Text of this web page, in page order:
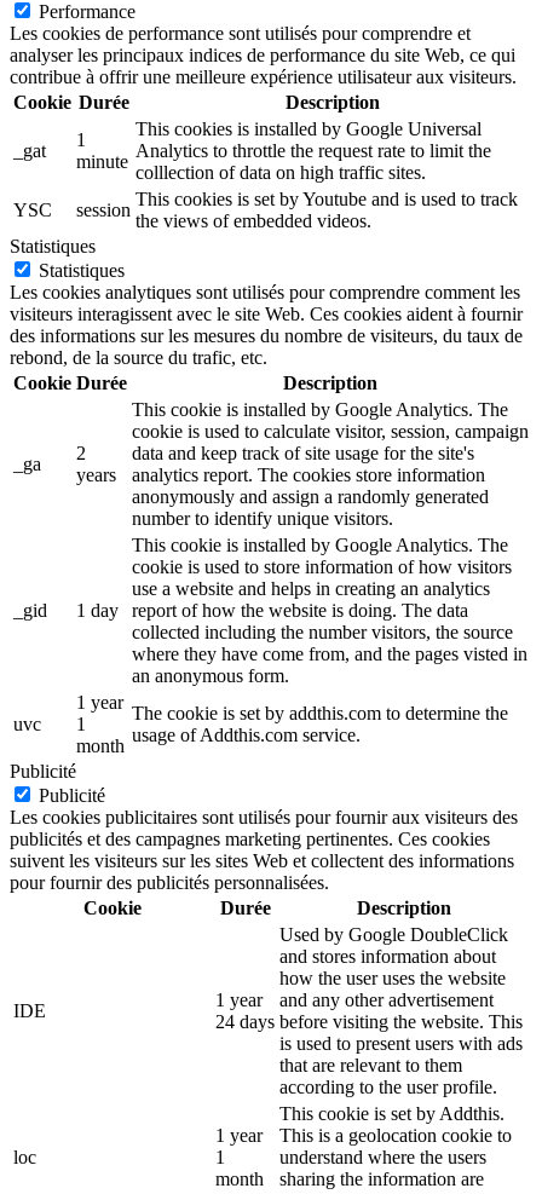
Performance
Les cookies de performance sont utilisés pour comprendre et
analyser les principaux indices de performance du site Web, ce qui
contribue à offrir une meilleure expérience utilisateur aux visiteurs.
Cookie Durée Description
_gat
1
minute
This cookies is installed by Google Universal
Analytics to throttle the request rate to limit the
colllection of data on high traffic sites.
YSC
session
This cookies is set by Youtube and is used to track
the views of embedded videos.
Statistiques
Statistiques
Les cookies analytiques sont utilisés pour comprendre comment les
visiteurs interagissent avec le site Web. Ces cookies aident à fournir
des informations sur les mesures du nombre de visiteurs, du taux de
rebond, de la source du trafic, etc.
Cookie Durée Description
_ga
2
years
This cookie is installed by Google Analytics. The
cookie is used to calculate visitor, session, campaign
data and keep track of site usage for the site's
analytics report. The cookies store information
anonymously and assign a randomly generated
number to identify unique visitors.
_gid 1 day
This cookie is installed by Google Analytics. The
cookie is used to store information of how visitors
use a website and helps in creating an analytics
report of how the website is doing. The data
collected including the number visitors, the source
where they have come from, and the pages visted in
an anonymous form.
uvc
1 year
1
month
The cookie is set by addthis.com to determine the
usage of Addthis.com service.
Publicité
Publicité
Les cookies publicitaires sont utilisés pour fournir aux visiteurs des
publicités et des campagnes marketing pertinentes. Ces cookies
suivent les visiteurs sur les sites Web et collectent des informations
pour fournir des publicités personnalisées.
Cookie
Durée Description
IDE
1 year
24 days
Used by Google DoubleClick
and stores information about
how the user uses the website
and any other advertisement
before visiting the website. This
is used to present users with ads
that are relevant to them
according to the user profile.
loc
1 year
1
month
This cookie is set by Addthis.
This is a geolocation cookie to
understand where the users
sharing the information are